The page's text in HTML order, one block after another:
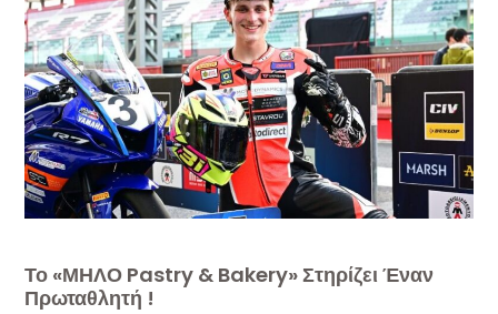
Το «ΜΗΛΟ Pastry & Bakery» Στηρίζει Έναν
Πρωταθλητή !